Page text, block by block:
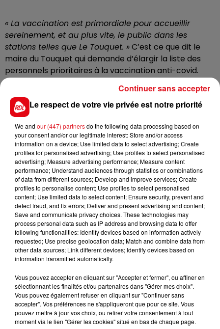
« La vaccination est primordiale pour accueillir
sereinement, et au plus vite, le public dans les
stations telles que Le Touquet. »C’est ce que dit le
maire du Touquet qui demande d’élargir la liste des
personnels prioritaires à la vaccination anti-covid.
Daniel Fasquelle demande au gouvernement de
permettre aux cafetiers, hôteliers et restaurateurs
des stations touristiques de pouvoir se faire vacciner.
La Ville s’attend à une arrivée massive de touristes à
partir du 19 mai.
FIL D'ACTUS
BÉTHUNE: ENQUÊTE POUR HOMICIDE
VOLONTAIRE EN COURS, APRÈS LA...
Selon les premiers éléments, le logement servait
à des prostituées
Le respect de votre vie privée est notre priorité
We and our (447) partnersdo the following data processing based on
your consent and/or our legitimate interest: Store and/or access
information on a device; Use limited data to select advertising; Create
profiles for personalised advertising; Use profiles to select personalised
advertising; Measure advertising performance; Measure content
performance; Understand audiences through statistics or combinations
of data from different sources; Develop and improve services; Create
profiles to personalise content; Use profiles to select personalised
content; Use limited data to select content; Ensure security, prevent and
detect fraud, and fix errors; Deliver and present advertising and content;
Save and communicate privacy choices. These technologies may
process personal data such as IP address and browsing data to offer
following functionalities: Identify devices based on information actively
requested; Use precise geolocation data; Match and combine data from
other data sources; Link different devices; Identify devices based on
information transmitted automatically.
Vous pouvez accepter en cliquant sur "Accepter et fermer", ou affiner en
sélectionnant les finalités et/ou partenaires dans "Gérer mes choix".
Vous pouvez également refuser en cliquant sur "Continuer sans
accepter". Vos préférences ne s'appliqueront que pour ce site. Vous
pouvez mettre à jour vos choix, ou retirer votre consentement à tout
moment via le lien "Gérer les cookies" situé en bas de chaque page.
Continuer sans accepter